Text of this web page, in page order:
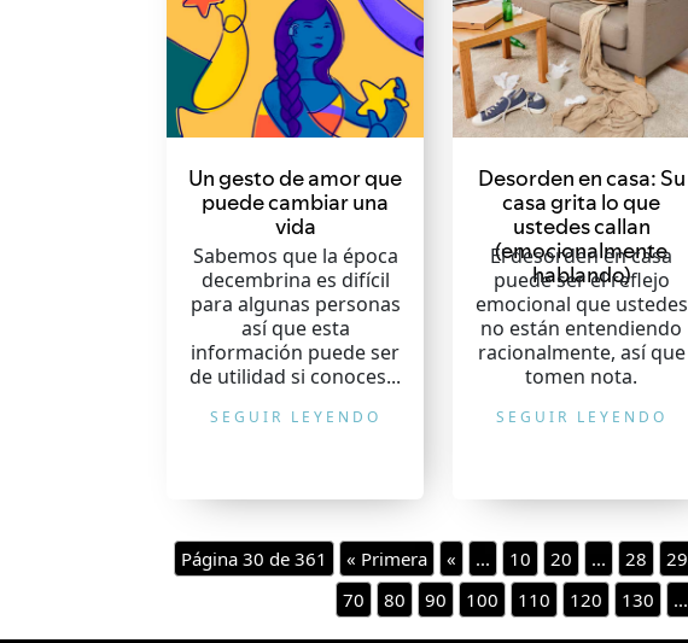
Un gesto de amor que
puede cambiar una
vida
Sabemos que la época
decembrina es difícil
para algunas personas
así que esta
información puede ser
de utilidad si conoces...
SEGUIR LEYENDO
Desorden en casa: Su
casa grita lo que
ustedes callan
(emocionalmente
hablando)
El desorden en casa
puede ser el reflejo
emocional que ustedes
no están entendiendo
racionalmente, así que
tomen nota.
SEGUIR LEYENDO
Página 30 de 361 « Primera « ... 10 20 ... 28 29
70
80 90 100 110 120 130 ...